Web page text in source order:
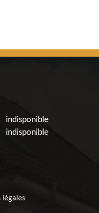
indisponible
indisponible
légales